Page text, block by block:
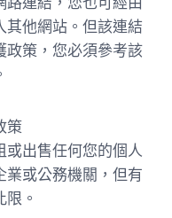
其他網站。但該連結
政策，您必須參考該
策
或出售任何您的個人
業或公務機關，但有
。